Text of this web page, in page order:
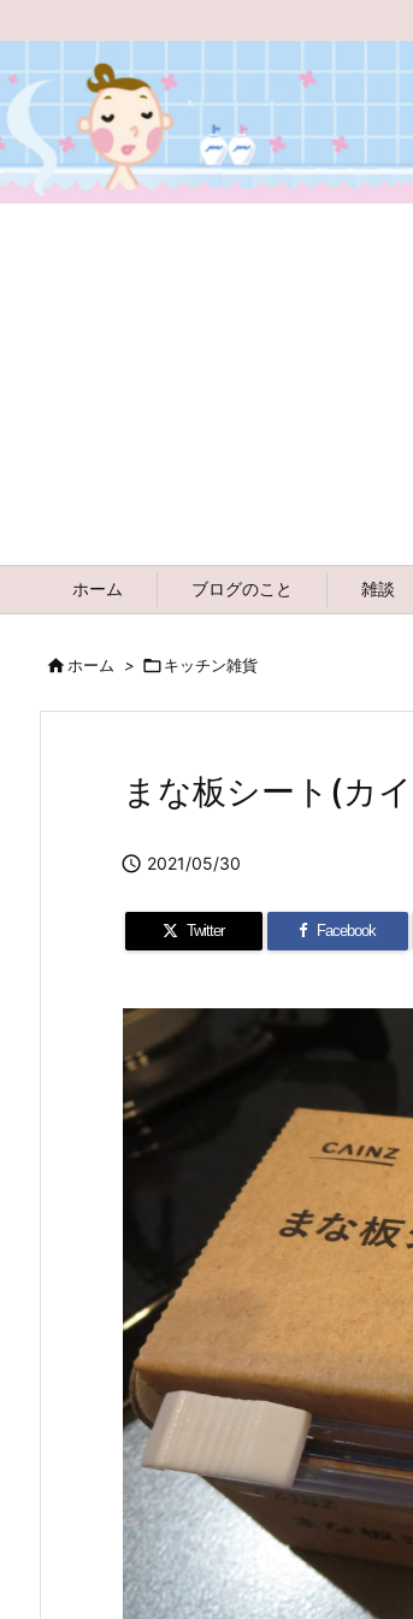
ホーム ブログのこと 雑談
ホーム > キッチン雑貨
まな板シート(カ
 2021/05/30
Twitter Facebook